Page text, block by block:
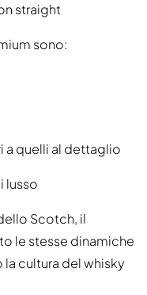
straight
sono:
a quelli al dettaglio
lusso
Scotch, il
le stesse dinamiche
cultura del whisky